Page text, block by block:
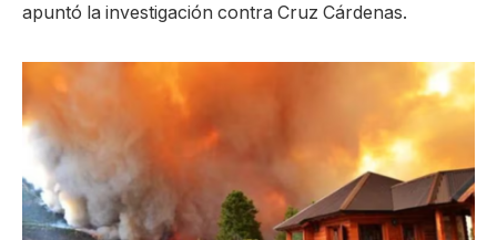
apuntó la investigación contra Cruz Cárdenas.